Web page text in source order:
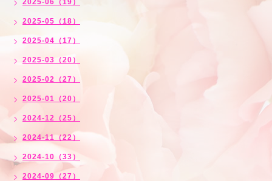
2025-06（19）
2025-05（18）
2025-04（17）
2025-03（20）
2025-02（27）
2025-01（20）
2024-12（25）
2024-11（22）
2024-10（33）
2024-09（27）